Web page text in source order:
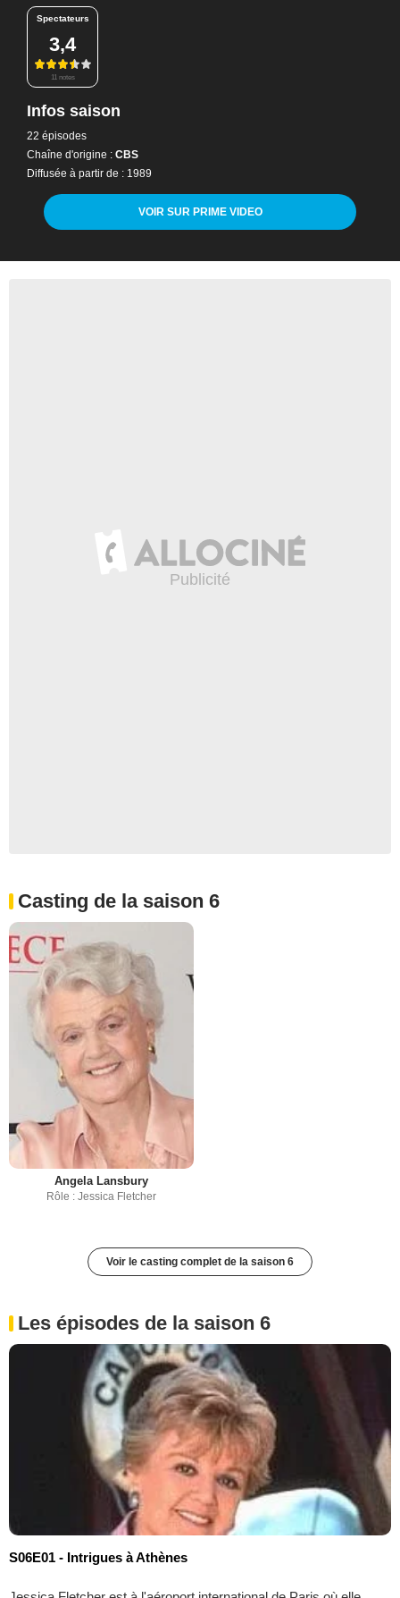
Spectateurs
3,4
11 notes
Infos saison
22 épisodes
Chaîne d'origine : CBS
Diffusée à partir de : 1989
VOIR SUR PRIME VIDEO
Casting de la saison 6
Angela Lansbury
Rôle : Jessica Fletcher
Voir le casting complet de la saison 6
Les épisodes de la saison 6
S06E01 - Intrigues à Athènes